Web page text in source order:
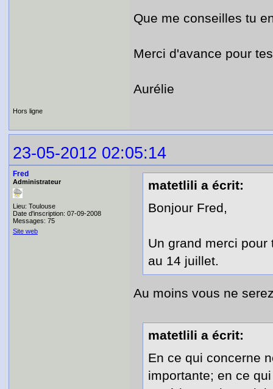
Que me conseilles tu
Merci d'avance pour
Aurélie
Hors ligne
23-05-2012 02:05:14
Fred
Administrateur
Lieu: Toulouse
Date d'inscription: 07-09-2008
Messages: 75
Site web
matetlili a écrit:
Bonjour Fred,
Un grand merci
au 14 juillet.
Au moins vous ne
matetlili a écrit:
En ce qui concerne
importante; en ce